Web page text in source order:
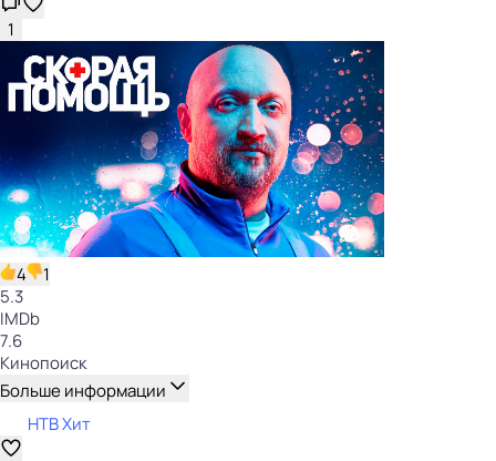
1
4
1
5.3
IMDb
7.6
Кинопоиск
Больше информации
НТВ Хит